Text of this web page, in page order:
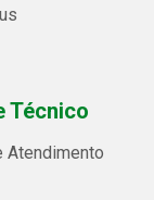
Técnico
Atendimento